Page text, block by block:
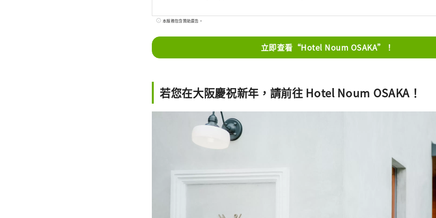
本服務包含贊助廣告。
立即查看“Hotel Noum OSAKA”！
若您在大阪慶祝新年，請前往 Hotel Noum OSAKA！